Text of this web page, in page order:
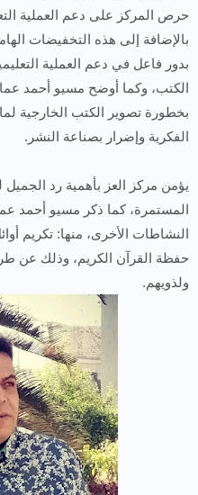
حرص المركز على دعم العملية
بالإضافة إلى هذه التخفيضات
بدور فاعل في دعم العملية
الكتب، وكما أوضح مسيو أحمد
بخطورة تصوير الكتب الخارجية
الفكرية وإضرار بصناعة النشر.
يؤمن مركز العز بأهمية رد
المستمرة، كما ذكر مسيو أحمد
النشاطات الأخرى، منها: تكريم
حفظة القرآن الكريم، وذلك عن
ولذويهم.